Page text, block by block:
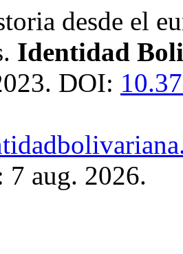
desde el
Identidad
DOI:
7 aug. 2026.